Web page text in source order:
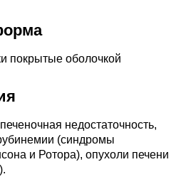
покрытые оболочкой
недостаточность,
(синдромы
и Ротора), опухоли печени